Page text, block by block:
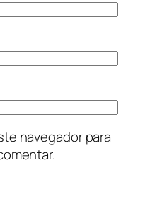
navegador para